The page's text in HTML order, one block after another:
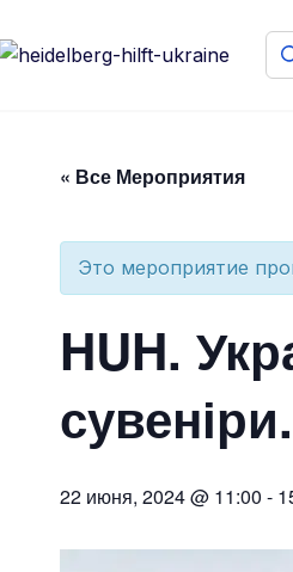
« Все Мероприятия
Это мероприятие
HUH.
сувеніри.
22 июня, 2024 @ 11:00 -